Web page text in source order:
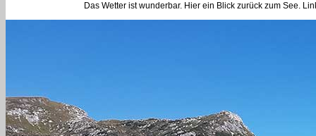
Das Wetter ist wunderbar. Hier ein Blick zurück zum See.